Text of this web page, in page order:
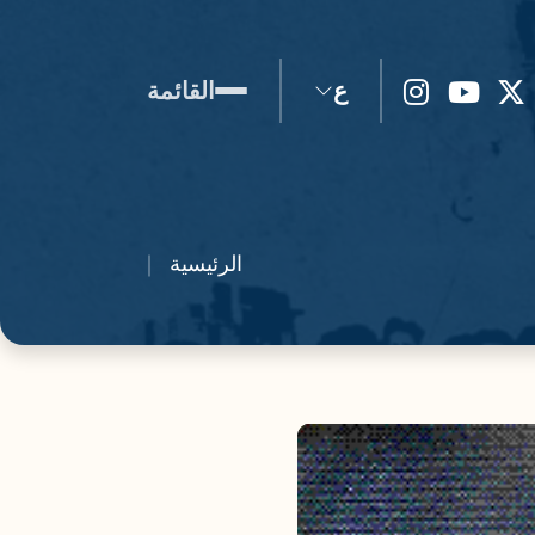
ع القائمة
الرئيسية